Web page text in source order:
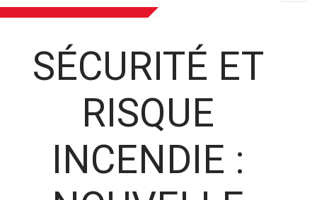
SÉCURITÉ ET
RISQUE
INCENDIE :